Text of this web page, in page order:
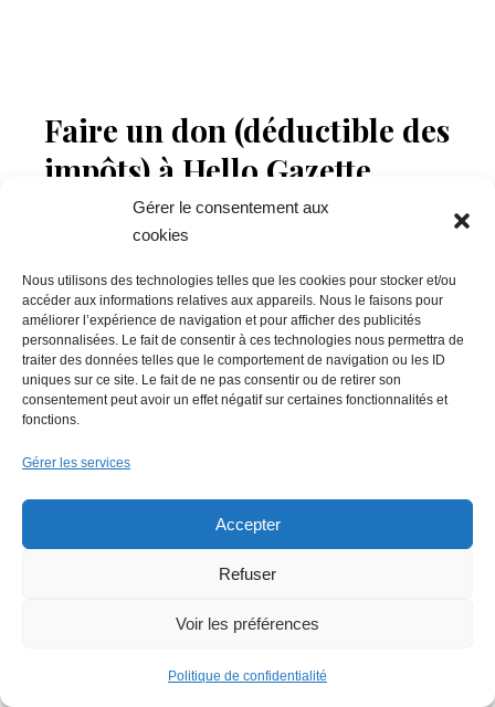
Gérer le consentement aux
cookies
Nous utilisons des technologies telles que les cookies pour stocker et/ou
accéder aux informations relatives aux appareils. Nous le faisons pour
améliorer l’expérience de navigation et pour afficher des publicités
personnalisées. Le fait de consentir à ces technologies nous permettra de
traiter des données telles que le comportement de navigation ou les ID
uniques sur ce site. Le fait de ne pas consentir ou de retirer son
consentement peut avoir un effet négatif sur certaines fonctionnalités et
fonctions.
Gérer les services
Accepter
Refuser
Voir les préférences
Politique de confidentialité
Faire un don (déductible des
impôts) à Hello Gazette
Nantes
Faire un don